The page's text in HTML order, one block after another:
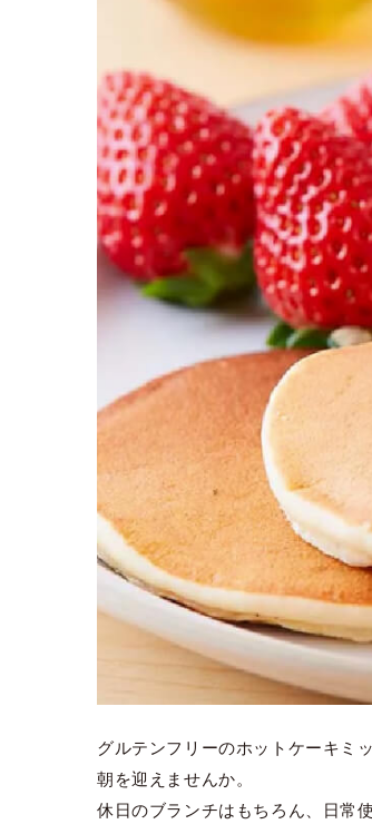
グルテンフリーのホットケーキミ
朝を迎えませんか。
休日のブランチはもちろん、日常